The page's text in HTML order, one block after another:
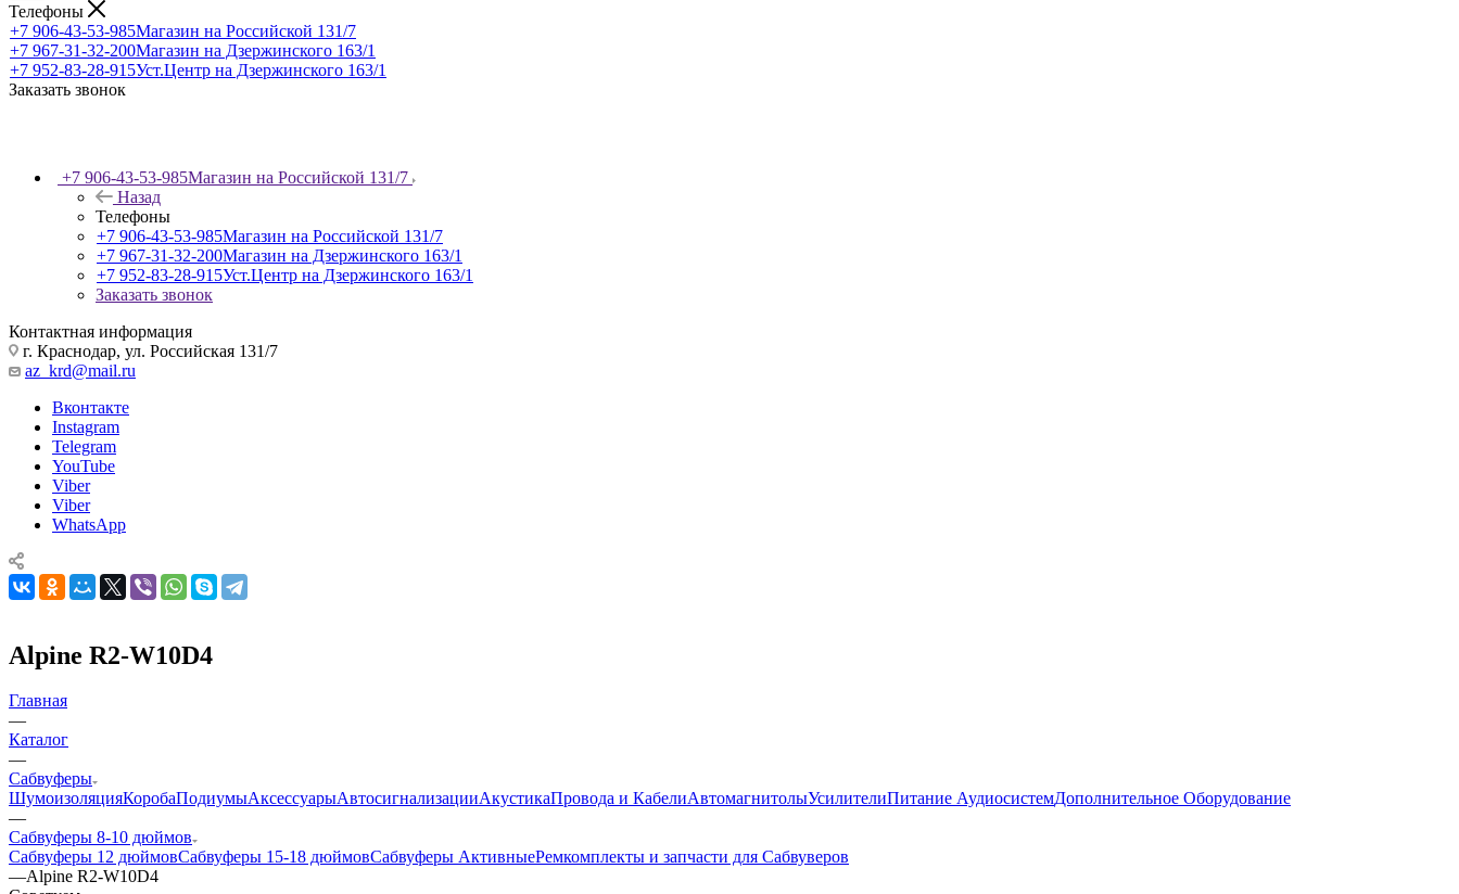
Телефоны
+7 906-43-53-985Магазин на Российской 131/7
+7 967-31-32-200Магазин на Дзержинского 163/1
+7 952-83-28-915Уст.Центр на Дзержинского 163/1
Заказать звонок
+7 906-43-53-985Магазин на Российской 131/7
Назад
Телефоны
+7 906-43-53-985Магазин на Российской 131/7
+7 967-31-32-200Магазин на Дзержинского 163/1
+7 952-83-28-915Уст.Центр на Дзержинского 163/1
Заказать звонок
Контактная информация
г. Краснодар, ул. Российская 131/7
az_krd@mail.ru
Вконтакте
Instagram
Telegram
YouTube
Viber
Viber
WhatsApp
Alpine R2-W10D4
Главная
—
Каталог
—
Сабвуферы
ШумоизоляцияКоробаПодиумыАксессуарыАвтосигнализацииАкустикаПровода и КабелиАвтомагнитолыУсилителиПитание АудиосистемДополнительное Оборудование
—
Сабвуферы 8-10 дюймов
Сабвуферы 12 дюймовСабвуферы 15-18 дюймовСабвуферы АктивныеРемкомплекты и запчасти для Сабвуверов
—Alpine R2-W10D4